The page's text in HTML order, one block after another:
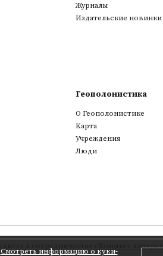
Смотреть информацию о куки-
Журналы
Издательские новинки
Геополонистика
О Геополонистике
Kарта
Учреждения
Люди
Комитет